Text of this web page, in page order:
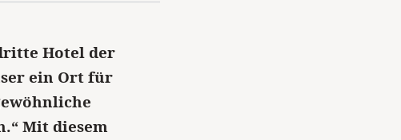
Hotel der
ein Ort für
Mit diesem